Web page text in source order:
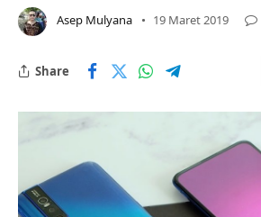
Asep Mulyana 19 Maret 2019
Share